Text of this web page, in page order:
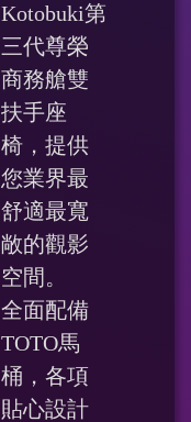
Kotobuki第
三代尊榮
商務艙雙
扶手座
椅，提供
您業界最
舒適最寬
敞的觀影
空間。
全面配備
TOTO馬
桶，各項
貼心設計